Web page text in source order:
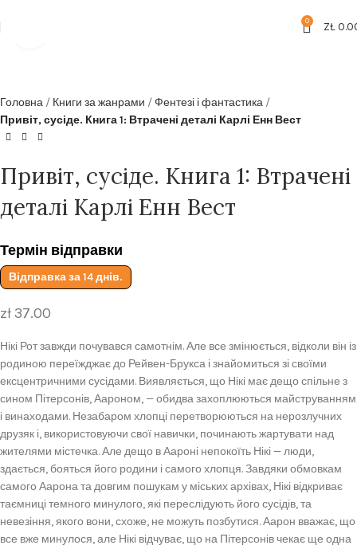
0 ZŁ
Головна Книги за жанрами
Фентезі і фантастика
Привіт, сусіде. Книга 1: Втрачені деталі Карлі Енн Вест
Привіт, сусіде. Книга 1: Втрачені
деталі Карлі Енн Вест
Термін відправки
Відправка за 14 днів.
zł37.00
Нікі Рот завжди почувався самотнім. Але все змінюється, відколи він із
родиною переїжджає до Рейвен-Брукса і знайомиться зі своїми
ексцентричними сусідами. Виявляється, що Нікі має дещо спільне з
сином Пітерсонів, Аароном, — обидва захоплюються майструванням
і винаходами. Незабаром хлопці перетворюються на нерозлучних
друзяк і, використовуючи свої навички, починають жартувати над
жителями містечка. Але дещо в Аароні непокоїть Нікі — люди,
здається, бояться його родини і самого хлопця. Завдяки обмовкам
самого Аарона та довгим пошукам у міських архівах, Нікі відкриває
таємниці темного минулого, які переслідують його сусідів, та
невезіння, якого вони, схоже, не можуть позбутися. Аарон вважає, що
все вже минулося, але Нікі відчуває, що на Пітерсонів чекає ще одна